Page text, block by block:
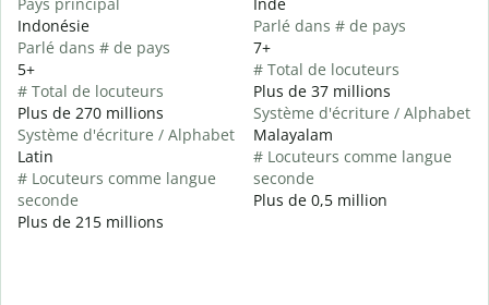
Indonésie
Parlé dans # de pays
5+
# Total de locuteurs
Plus de 270 millions
Système d'écriture / Alphabet
Latin
# Locuteurs comme langue
seconde
Plus de 215 millions
Parlé dans # de pays
7+
# Total de locuteurs
Plus de 37 millions
Système d'écriture / Alphabet
Malayalam
# Locuteurs comme langue
seconde
Plus de 0,5 million